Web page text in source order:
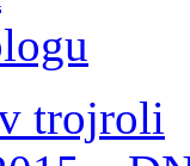
trojroli